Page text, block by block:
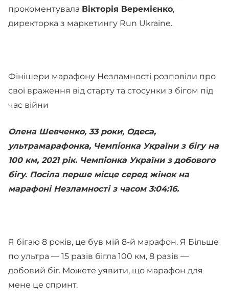
прокоментувала Вікторія Веремієнко,
директорка з маркетингу Run Ukraine.
Фінішери марафону Незламності розповіли про
свої враження від старту та стосунки з бігом під
час війни
Олена Шевченко, 33 роки, Одеса,
ультрамарафонка, Чемпіонка України з бігу на
100 км, 2021 рік. Чемпіонка України з добового
бігу. Посіла перше місце серед жінок на
марафоні Незламності з часом 3:04:16.
Я бігаю 8 років, це був мій 8-й марафон. Я Більше
по ультра — 15 разів бігла 100 км, 8 разів —
добовий біг. Можете уявити, що марафон для
мене це спринт.